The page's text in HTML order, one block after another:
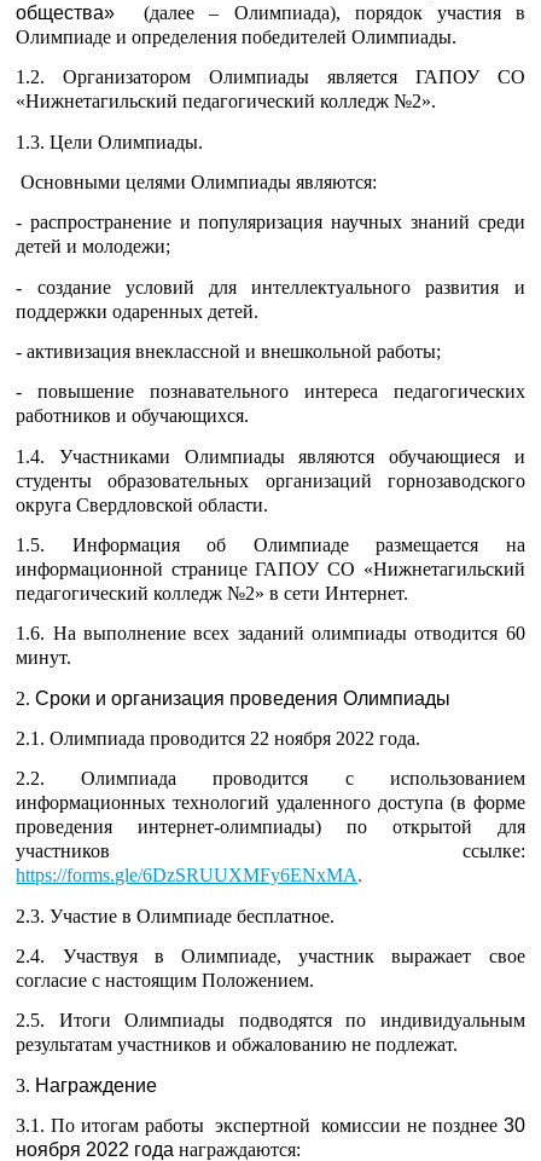
общества»
(далее – Олимпиада), порядок участия в
Олимпиаде и определения победителей Олимпиады.
1.2. Организатором Олимпиады является ГАПОУ СО
«Нижнетагильский педагогический колледж №2».
1.3. Цели Олимпиады.
Основными целями Олимпиады являются:
- распространение и популяризация научных знаний среди
детей и молодежи;
- создание условий для интеллектуального развития и
поддержки одаренных детей.
- активизация внеклассной и внешкольной работы;
- повышение познавательного интереса педагогических
работников и обучающихся.
1.4. Участниками Олимпиады являются обучающиеся и
студенты образовательных организаций горнозаводского
округа Свердловской области.
1.5. Информация об Олимпиаде размещается на
информационной странице ГАПОУ СО «Нижнетагильский
педагогический колледж №2» в сети Интернет.
1.6. На выполнение всех заданий олимпиады отводится 60
минут.
2. Сроки и организация проведенияОлимпиады
2.1. Олимпиада проводится 22 ноября 2022 года.
2.2. Олимпиада проводится с использованием
информационных технологий удаленного доступа (в форме
проведения интернет-олимпиады) по открытой для
участников ссылке:
https://forms.gle/6DzSRUUXMFy6ENxMA.
2.3. Участие в Олимпиаде бесплатное.
2.4. Участвуя в Олимпиаде, участник выражает свое
согласие с настоящим Положением.
2.5. Итоги Олимпиады подводятся по индивидуальным
результатам участников и обжалованию не подлежат.
3. Награждение
3.1. По итогам работы экспертной комиссии не позднее 30
ноября 2022 года награждаются: